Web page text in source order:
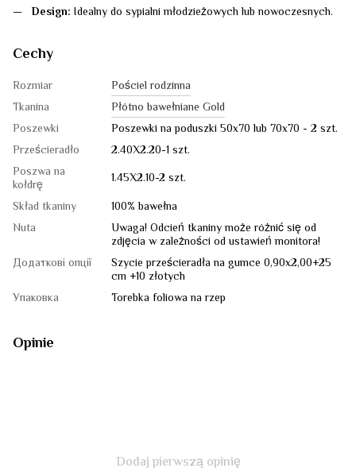
Design: Idealny do sypialni młodzieżowych lub nowoczesnych.
Cechy
Rozmiar
Pościel rodzinna
Tkanina
Płótno bawełniane Gold
Poszewki
Poszewki na poduszki 50x70 lub 70x70 - 2 szt.
Prześcieradło
2.40Х2.20-1 szt.
Poszwa na
kołdrę
1.45Х2.10-2 szt.
Skład tkaniny
100% bawełna
Nuta
Uwaga! Odcień tkaniny może różnić się od
zdjęcia w zależności od ustawień monitora!
Додаткові опції
Szycie prześcieradła na gumce 0,90x2,00+25
cm +10 złotych
Упаковка
Torebka foliowa na rzep
Opinie
Dodaj pierwszą opinię